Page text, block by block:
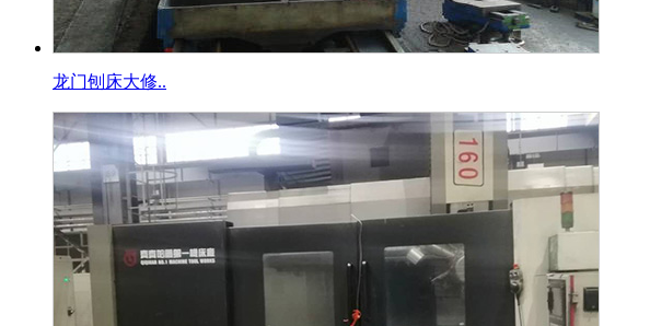
龙门刨床大修..